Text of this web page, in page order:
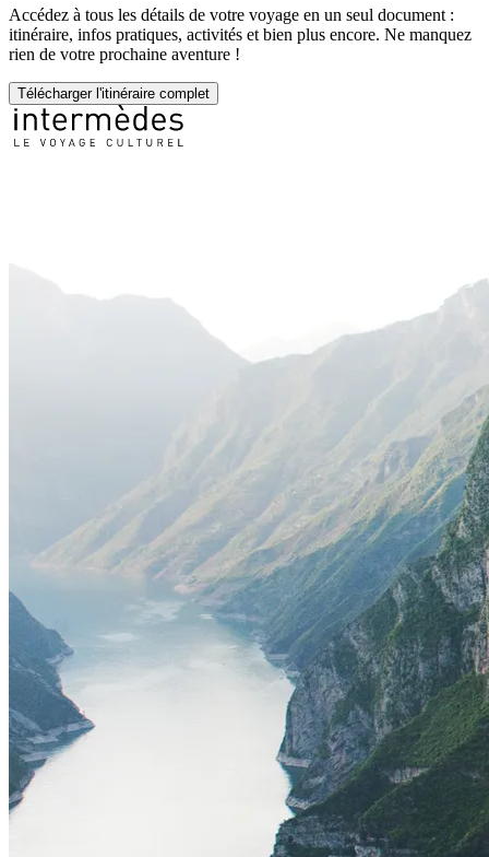
Accédez à tous les détails de votre voyage en un seul document :
itinéraire, infos pratiques, activités et bien plus encore. Ne manquez
rien de votre prochaine aventure !
Télécharger l'itinéraire complet